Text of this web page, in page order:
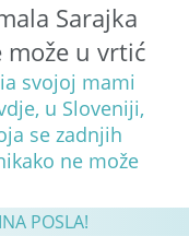
Sarajka
može u vrtić
svojoj mami
u Sloveniji,
se zadnjih
ne može
POSLA!